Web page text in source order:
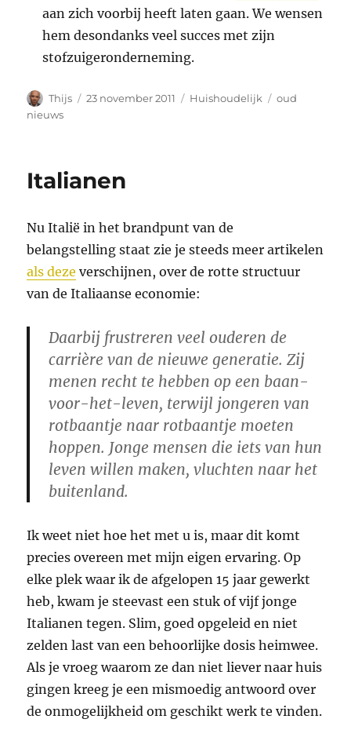
aan zich voorbij heeft laten gaan. We wensen
hem desondanks veel succes met zijn
stofzuigeronderneming.
Auteur
Thijs
Geplaatst
23 november 2011 Categorieën
Huishoudelijk Tags
oud
nieuws
Italianen
Nu Italië in het brandpunt van de
belangstelling staat zie je steeds meer artikelen
als deze verschijnen, over de rotte structuur
van de Italiaanse economie:
Daarbij frustreren veel ouderen de
carrière van de nieuwe generatie. Zij
menen recht te hebben op een baan-
voor-het-leven, terwijl jongeren van
rotbaantje naar rotbaantje moeten
hoppen. Jonge mensen die iets van hun
leven willen maken, vluchten naar het
buitenland.
Ik weet niet hoe het met u is, maar dit komt
precies overeen met mijn eigen ervaring. Op
elke plek waar ik de afgelopen 15 jaar gewerkt
heb, kwam je steevast een stuk of vijf jonge
Italianen tegen. Slim, goed opgeleid en niet
zelden last van een behoorlijke dosis heimwee.
Als je vroeg waarom ze dan niet liever naar huis
gingen kreeg je een mismoedig antwoord over
de onmogelijkheid om geschikt werk te vinden.